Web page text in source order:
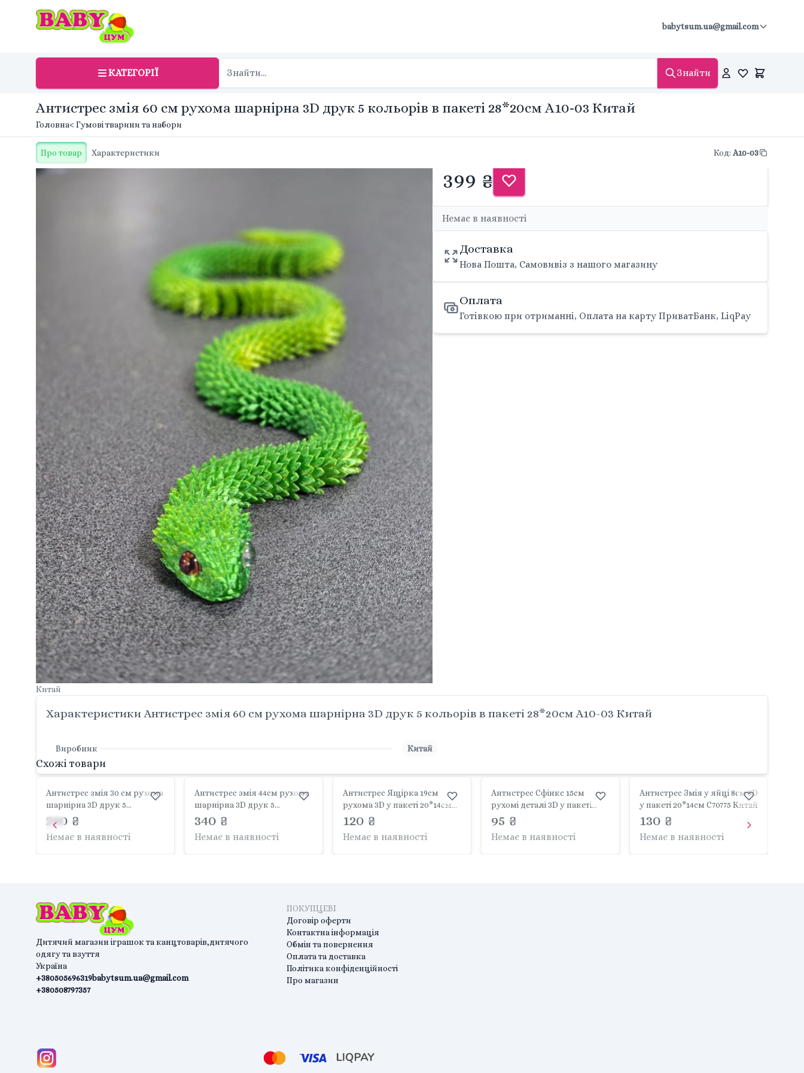
babytsum.ua@gmail.com
КАТЕГОРІЇ Знайти
Антистрес змія 60 см рухома шарнірна 3D друк 5 кольорів в пакеті 28*20см A10-03 Китай
Головна< Гумові тварини та набори
Про товар Характеристики Код: A10-03
Китай
399 ₴
Немає в наявності
Доставка
Нова Пошта, Самовивіз з нашого магазину
Оплата
Готівкою при отриманні, Оплата на карту ПриватБанк, LiqPay
Характеристики Антистрес змія 60 см рухома шарнірна 3D друк 5 кольорів в пакеті 28*20см A10-03 Китай
Виробник Китай
Схожі товари
Антистрес змія 30 см рухома
шарнірна 3D друк 5
кольорів в пакеті 21*15см
A10-01 Китай
290 ₴
Немає в наявності
Антистрес змія 44см рухома
шарнірна 3D друк 5
кольорів в пакеті 21*15см
A10-02 Китай
340 ₴
Немає в наявності
Антистрес Ящірка 19см
рухома 3D у пакеті 20*14см
C70779 Китай
120 ₴
Немає в наявності
Антистрес Сфінкс 15см
рухомі деталі 3D у пакеті
20*14см C70776 Китай
95 ₴
Немає в наявності
Антистрес Змія у яйці 8см 3D
у пакеті 20*14см C70775 Китай
130 ₴
Немає в наявності
Дитячий магазин іграшок та канцтоварів,дитячого
одягу та взуття
Україна
+380505696319
+380508797357
babytsum.ua@gmail.com
ПОКУПЦЕВІ
Договір оферти
Контактна інформація
Обмін та повернення
Оплата та доставка
Політика конфіденційності
Про магазин